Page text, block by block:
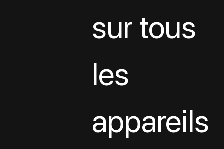
sur tous
les
appareils